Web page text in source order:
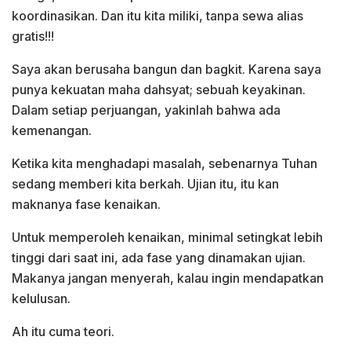
koordinasikan. Dan itu kita miliki, tanpa sewa alias
gratis!!!
Saya akan berusaha bangun dan bagkit. Karena saya
punya kekuatan maha dahsyat; sebuah keyakinan.
Dalam setiap perjuangan, yakinlah bahwa ada
kemenangan.
Ketika kita menghadapi masalah, sebenarnya Tuhan
sedang memberi kita berkah. Ujian itu, itu kan
maknanya fase kenaikan.
Untuk memperoleh kenaikan, minimal setingkat lebih
tinggi dari saat ini, ada fase yang dinamakan ujian.
Makanya jangan menyerah, kalau ingin mendapatkan
kelulusan.
Ah itu cuma teori.